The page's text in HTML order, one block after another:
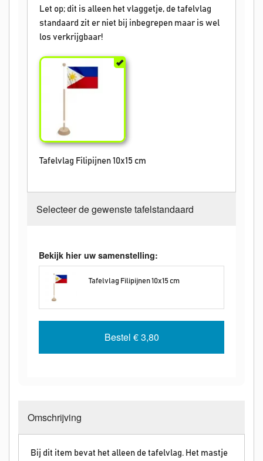
Let op; dit is alleen het vlaggetje, de tafelvlag
standaard zit er niet bij inbegrepen maar is wel
los verkrijgbaar!
Tafelvlag Filipijnen 10x15 cm
Selecteer de gewenste tafelstandaard
Bekijk hier uw samenstelling:
Tafelvlag Filipijnen 10x15 cm
Bestel € 3,80
Omschrijving
Bij dit item bevat het alleen de tafelvlag. Het mastje